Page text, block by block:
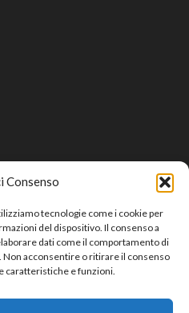
Consenso
tecnologie come i cookie per
del dispositivo. Il consenso a
dati come il comportamento di
Non acconsentire o ritirare il consenso
caratteristiche e funzioni.
Cucchy Gioielleria